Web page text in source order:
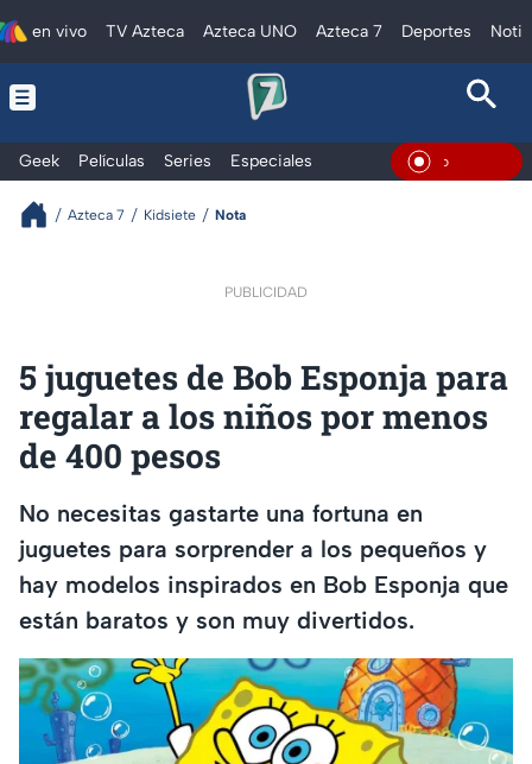
en vivo TV Azteca Azteca UNO Azteca 7 Deportes
Geek Películas Series Especiales En Vivo
Azteca 7 Kidsiete Nota
PUBLICIDAD
5 juguetes de Bob Esponja para
regalar a los niños por menos
de 400 pesos
No necesitas gastarte una fortuna en
juguetes para sorprender a los pequeños y
hay modelos inspirados en Bob Esponja que
están baratos y son muy divertidos.